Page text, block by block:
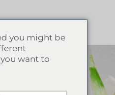
you might be
want to